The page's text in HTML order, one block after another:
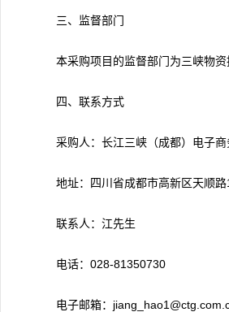
三、监督部门
本采购项目的监督部门为三峡物
四、联系方式
采购人：长江三峡（成都）电子商
地址：四川省成都市高新区天顺
联系人：江先生
电话：028-81350730
电子邮箱：